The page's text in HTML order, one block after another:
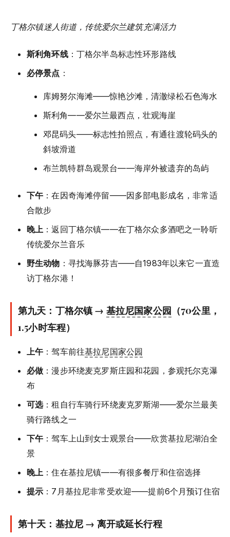
丁格尔镇迷人街道，传统爱尔兰建筑充满活力
斯利角环线：丁格尔半岛标志性环形路线
必停景点 ：
库姆努尔海滩——惊艳沙滩，清澈绿松石色海水
斯利角——爱尔兰最西点，壮观海崖
邓昆码头——标志性拍照点，有通往渡轮码头的
斜坡滑道
布兰凯特群岛观景台——海岸外被遗弃的岛屿
下午 ：在因奇海滩停留——因多部电影成名，非常适
合散步
晚上 ：返回丁格尔镇——在丁格尔众多酒吧之一聆听
传统爱尔兰音乐
野生动物 ：寻找海豚芬吉——自1983年以来它一直造
访丁格尔港！
第九天：丁格尔镇 → 基拉尼国家公园 （70公里，
1.5小时车程）
上午 ：驾车前往基拉尼国家公园
必做 ：漫步环绕麦克罗斯庄园和花园，参观托尔克瀑
布
可选：租自行车骑行环绕麦克罗斯湖——爱尔兰最美
骑行路线之一
下午 ：驾车上山到女士观景台——欣赏基拉尼湖泊全
景
晚上 ：住在基拉尼镇——有很多餐厅和住宿选择
提示 ：7月基拉尼非常受欢迎——提前6个月预订住宿
第十天：基拉尼 → 离开或延长行程